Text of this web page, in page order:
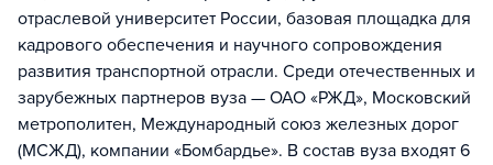
отраслевой университет России, базовая площадка для
кадрового обеспечения и научного сопровождения
развития транспортной отрасли. Среди отечественных и
зарубежных партнеров вуза — ОАО «РЖД», Московский
метрополитен, Международный союз железных дорог
(МСЖД), компании «Бомбардье». В состав вуза входят 6